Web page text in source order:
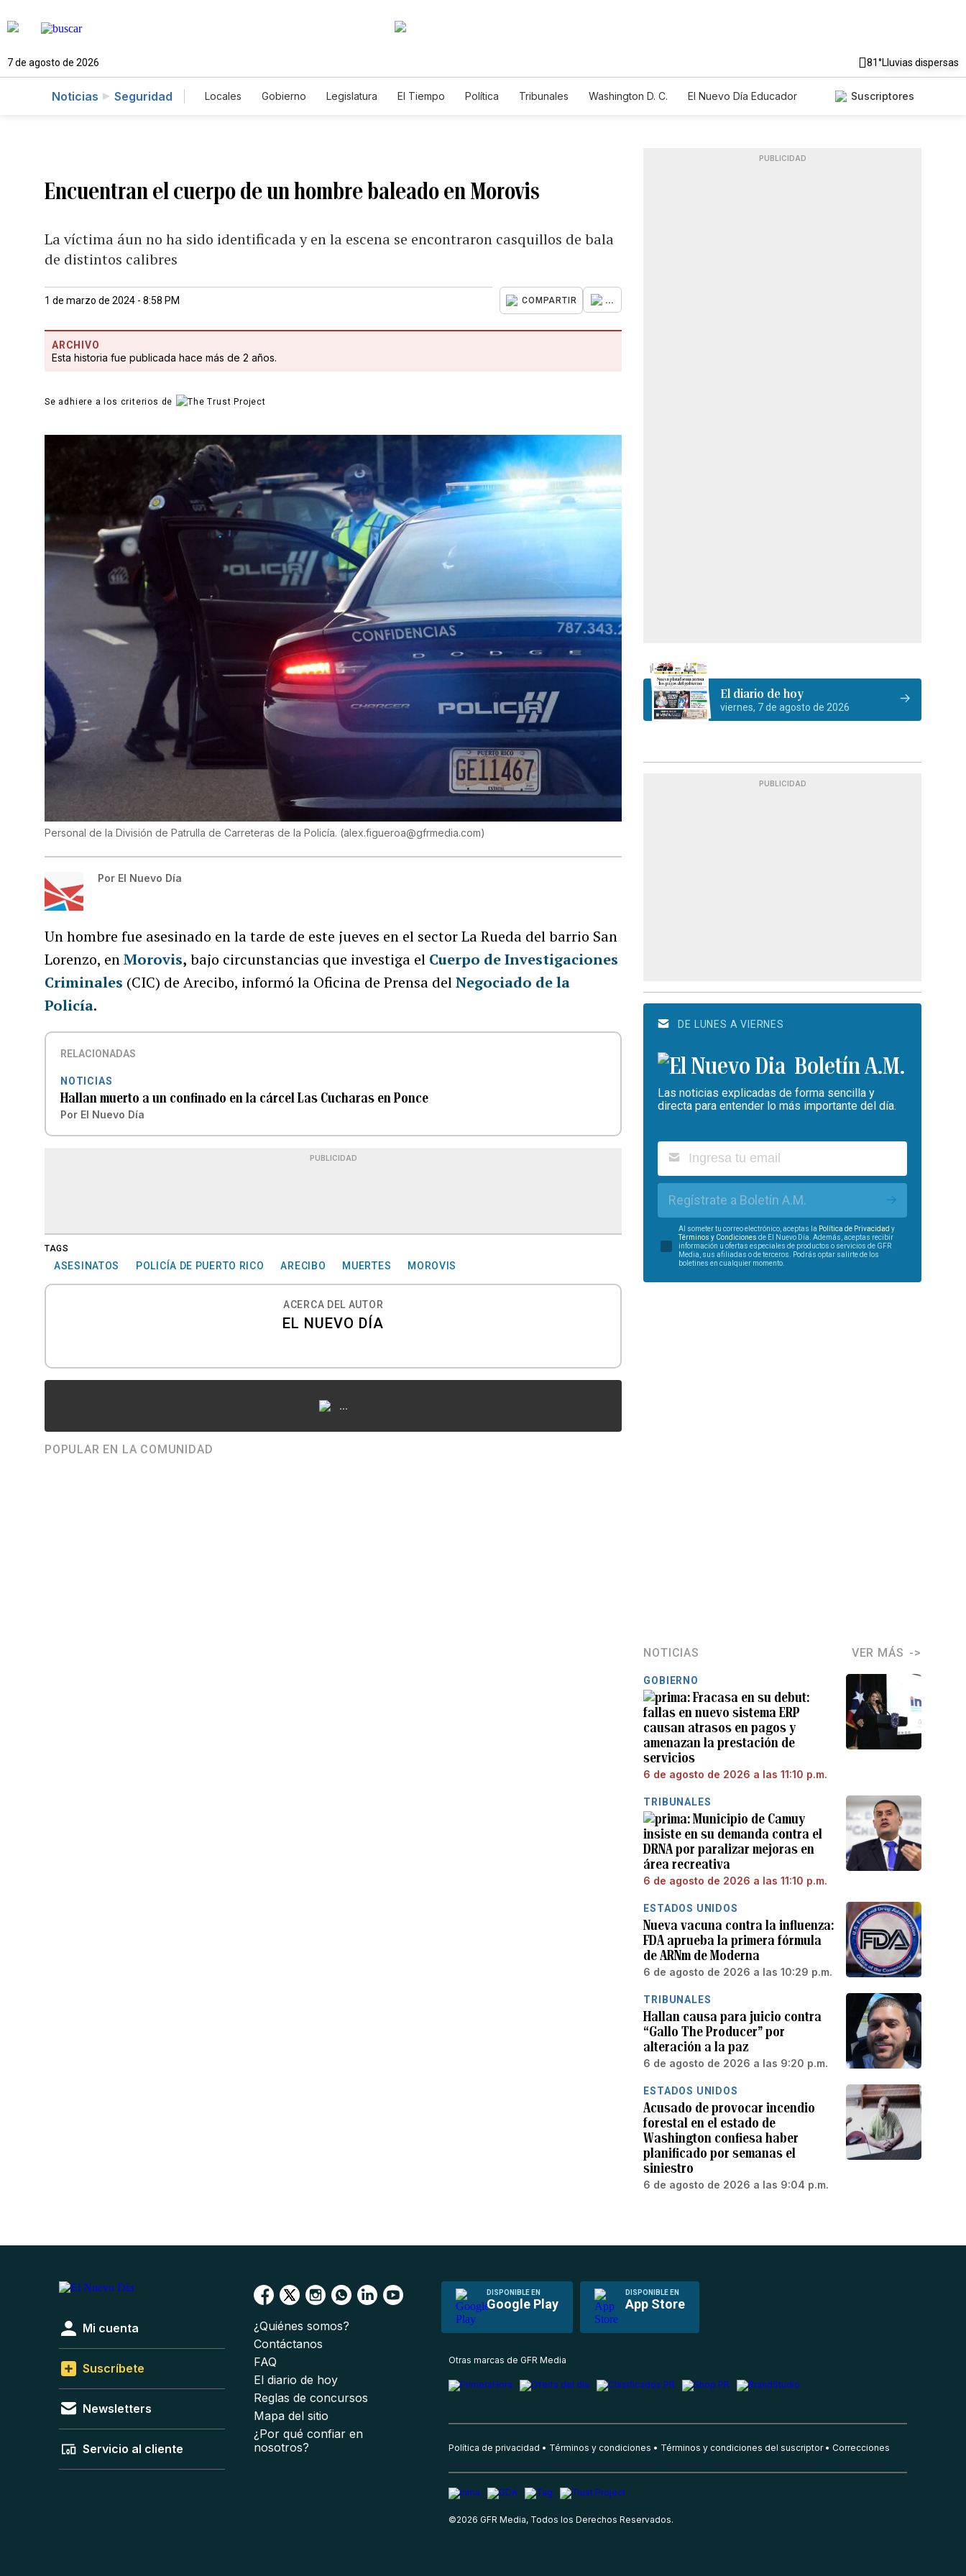
7 de agosto de 2026 81°Lluvias dispersas
Noticias Seguridad Locales Gobierno Legislatura El Tiempo Política Tribunales Washington D. C.
El Nuevo Día Educador
Suscriptores
Encuentran el cuerpo de un hombre baleado en Morovis
La víctima áun no ha sido identificada y en la escena se encontraron casquillos de bala
de distintos calibres
1 de marzo de 2024 - 8:58 PM COMPARTIR ...
ARCHIVO
Esta historia fue publicada hace más de 2 años.
Se adhiere a los criterios de
Personal de la División de Patrulla de Carreteras de la Policía. (alex.figueroa@gfrmedia.com)
Por El Nuevo Día
Un hombre fue asesinado en la tarde de este jueves en el sector La Rueda del barrio San
Lorenzo, enMorovis, bajo circunstancias que investiga el Cuerpo de Investigaciones
Criminales (CIC) de Arecibo, informó la Oficina de Prensa delNegociado de la
Policía.
RELACIONADAS
NOTICIAS
Hallan muerto a un confinado en la cárcel Las Cucharas en Ponce
Por El Nuevo Día
PUBLICIDAD
TAGS
ASESINATOS POLICÍA DE PUERTO RICO ARECIBO MUERTES MOROVIS
ACERCA DEL AUTOR
EL NUEVO DÍA
...
POPULAR EN LA COMUNIDAD
PUBLICIDAD
El diario de hoy
viernes, 7 de agosto de 2026
PUBLICIDAD
DE LUNES A VIERNES
Boletín A.M.
Las noticias explicadas de forma sencilla y
directa para entender lo más importante del día.
Regístrate a Boletín A.M.
Al someter tu correo electrónico, aceptas la Política de Privacidad y
Términos y Condiciones de El Nuevo Día. Además, aceptas recibir
información u ofertas especiales de productos o servicios de GFR
Media, sus afiliadas o de terceros. Podrás optar salirte de los
boletines en cualquier momento.
NOTICIAS VER MÁS
GOBIERNO
Fracasa en su debut:
fallas en nuevo sistema ERP
causan atrasos en pagos y
amenazan la prestación de
servicios
6 de agosto de 2026 a las 11:10 p.m.
TRIBUNALES
Municipio de Camuy
insiste en su demanda contra el
DRNA por paralizar mejoras en
área recreativa
6 de agosto de 2026 a las 11:10 p.m.
ESTADOS UNIDOS
Nueva vacuna contra la influenza:
FDA aprueba la primera fórmula
de ARNm de Moderna
6 de agosto de 2026 a las 10:29 p.m.
TRIBUNALES
Hallan causa para juicio contra
“Gallo The Producer” por
alteración a la paz
6 de agosto de 2026 a las 9:20 p.m.
ESTADOS UNIDOS
Acusado de provocar incendio
forestal en el estado de
Washington confiesa haber
planificado por semanas el
siniestro
6 de agosto de 2026 a las 9:04 p.m.
DISPONIBLE EN
Google Play
DISPONIBLE EN
App Store
Mi cuenta
Suscríbete
Newsletters
Servicio al cliente
¿Quiénes somos?
Contáctanos
FAQ
El diario de hoy
Reglas de concursos
Mapa del sitio
¿Por qué confiar en
nosotros?
Otras marcas de GFR Media
Política de privacidad Términos y condiciones Términos y condiciones del suscriptor Correcciones
©2026 GFR Media, Todos los Derechos Reservados.